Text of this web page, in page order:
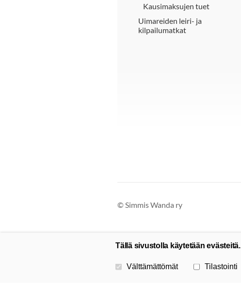
Kausimaksujen tuet
Uimareiden leiri- ja
kilpailumatkat
©Simmis Wanda ry
Tällä sivustolla käytetään evästeitä.
Valitse käytettävät evästeet
Välttämättömät Tilastointi